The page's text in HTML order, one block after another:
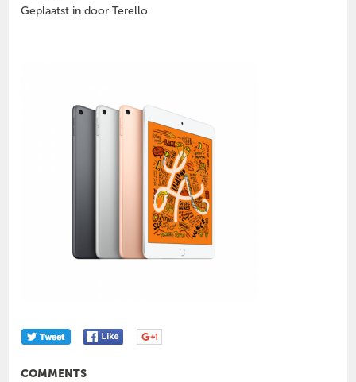
Geplaatst in door Terello
COMMENTS